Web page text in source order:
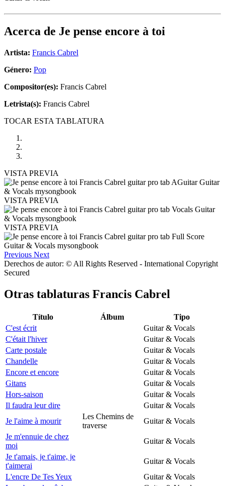
Acerca de Je pense encore à toi
Artista: Francis Cabrel
Género: Pop
Compositor(es): Francis Cabrel
Letrista(s): Francis Cabrel
TOCAR ESTA TABLATURA
VISTA PREVIA
VISTA PREVIA
VISTA PREVIA
Previous Next
Derechos de autor: © All Rights Reserved - International Copyright
Secured
Otras tablaturas Francis Cabrel
Título Álbum
Tipo
C'est écrit
Guitar & Vocals
C'était l'hiver
Guitar & Vocals
Carte postale
Guitar & Vocals
Chandelle
Guitar & Vocals
Encore et encore
Guitar & Vocals
Gitans
Guitar & Vocals
Hors-saison
Guitar & Vocals
Il faudra leur dire
Guitar & Vocals
Je l'aime à mourir
Les Chemins de
traverse
Guitar & Vocals
Je m'ennuie de chez
moi
Guitar & Vocals
Je t'amais, je t'aime, je
t'aimerai
Guitar & Vocals
L'encre De Tes Yeux
Guitar & Vocals